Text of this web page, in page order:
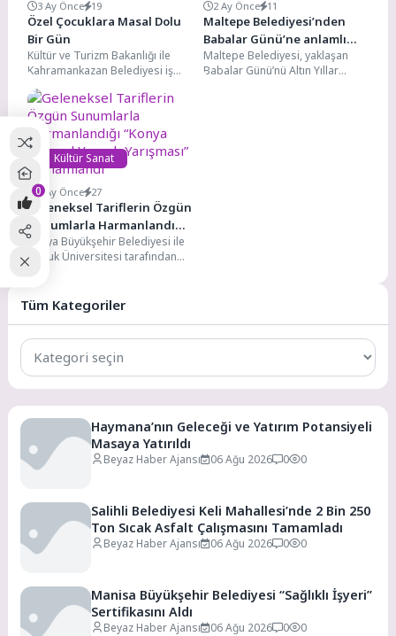
3 Ay Önce 19
Özel Çocuklara Masal Dolu
Bir Gün
Kültür ve Turizm Bakanlığı ile
Kahramankazan Belediyesi iş
birliğinde, özel gereksinime
ihtiyaç duyan çocuklara yönelik...
2 Ay Önce 11
Maltepe Belediyesi’nden
Babalar Günü’ne anlamlı
kutlama
Maltepe Belediyesi, yaklaşan
Babalar Günü’nü Altın Yıllar
Kültür Sanat
4 Ay Önce 27
Geleneksel Tariflerin Özgün
Sunumlarla Harmanlandığı
“Konya Yöresel Yemek
Yarışması” Tamamlandı
Konya Büyükşehir Belediyesi ile
Selçuk Üniversitesi tarafından
“Konya’nın Sofrasında Yarış Var”
Tüm Kategoriler
Tüm
Kategoriler
Haymana’nın Geleceği ve Yatırım Potansiyeli
Masaya Yatırıldı
Beyaz Haber Ajansı 06 Ağu 2026 0 0
Salihli Belediyesi Keli Mahallesi’nde 2 Bin 250
Ton Sıcak Asfalt Çalışmasını Tamamladı
Beyaz Haber Ajansı 06 Ağu 2026 0 0
Manisa Büyükşehir Belediyesi “Sağlıklı İşyeri”
Sertifikasını Aldı
Beyaz Haber Ajansı 06 Ağu 2026 0 0
0